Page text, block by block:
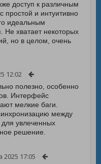
доступ к различным
и интуитивно
идеальным
Не хватает некоторых
но в целом, очень
12:02
полезно, особенно
Интерфейс
мелкие баги.
между
увлеченных
решение.
2025 17:05